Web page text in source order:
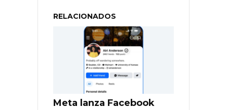
RELACIONADOS
Meta lanza Facebook